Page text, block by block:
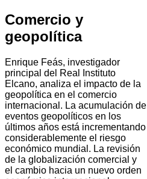
Comercio y
geopolítica
Enrique Feás, investigador
principal del Real Instituto
Elcano, analiza el impacto de la
geopolítica en el comercio
internacional. La acumulación de
eventos geopolíticos en los
últimos años está incrementando
considerablemente el riesgo
económico mundial. La revisión
de la globalización comercial y
el cambio hacia un nuevo orden